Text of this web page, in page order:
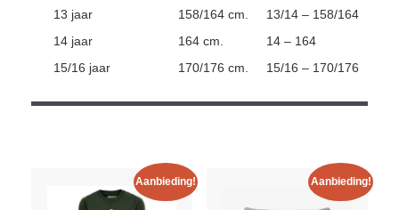
13 jaar
158/164 cm.
13/14 – 158/164
14 jaar
164 cm.
14 – 164
15/16 jaar
170/176 cm. 15/16 – 170/176
Aanbieding! Aanbieding!